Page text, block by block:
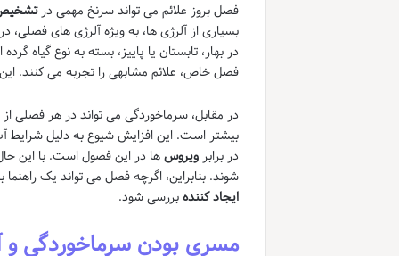
فصل بروز علائم می تواند سرنخ مهمی درتشخیص
بسیاری از آلرژی ها، به ویژه آلرژی های
در بهار، تابستان یا پاییز، بسته به نوع گیاه
فصل خاص، علائم مشابهی را تجربه می کنند.
در مقابل، سرماخوردگی می تواند در هر فصلی
بیشتر است. این افزایش شیوع به دلیل شرایط
در برابرویروسها در این فصول است. با این
شوند. بنابراین، اگرچه فصل می تواند یک
ایجاد کنندهبررسی شود.
مسری بودن سرماخوردگی و